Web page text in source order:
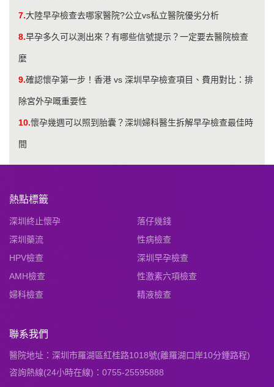
7.大陸早孕檢查去哪家醫院?公立vs私立醫院優劣分析
8.早孕多久可以測出來？有哪些信號提示？一定要去醫院檢查
麼
9.確認懷孕第一步！香港 vs 深圳早孕檢查項目、費用對比：排
除宮外孕嘅重要性
10.懷孕幾週可以照到胎囊？深圳婦科醫生拆解早孕檢查最佳時
間
熱點標籤
深圳終止懷孕
落仔幾錢
深圳藥流
性病檢查
HPV檢查
深圳早孕檢查
AMH檢查
性激素六項檢查
婦科檢查
精液檢查
聯系我們
醫院地址：深圳市羅湖區紅桂路1018號(離羅湖口岸10分鍾路程)
咨詢熱線(24小時在線)：0755-25595888